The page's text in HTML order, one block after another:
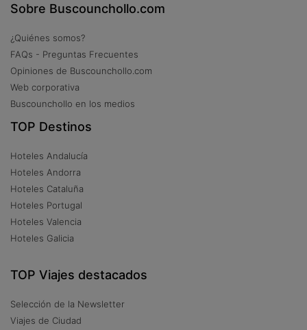
Sobre Buscounchollo.com
¿Quiénes somos?
FAQs - Preguntas Frecuentes
Opiniones de Buscounchollo.com
Web corporativa
Buscounchollo en los medios
TOP Destinos
Hoteles Andalucía
Hoteles Andorra
Hoteles Cataluña
Hoteles Portugal
Hoteles Valencia
Hoteles Galicia
TOP Viajes destacados
Selección de la Newsletter
Viajes de Ciudad